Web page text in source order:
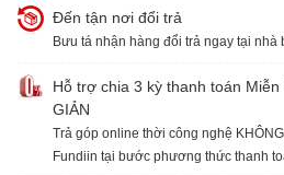
Đến tận nơi đổi trả
Bưu tá nhận hàng đổi trả ngay tại nhà
Hỗ trợ chia 3 kỳ thanh toán
GIẢN
Trả góp online thời công nghệ
Fundiin tại bước phương thức thanh